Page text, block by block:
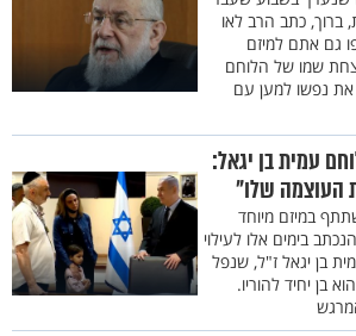
ברוך, כתב הרב לאו
גם אתם למיזם
שמו של הלוחם
את נפשו למען עם
עמית בן יגאל:
העוצמה שלו"
במיזם מיוחד
בימים אלו לעילוי
בן יגאל ז"ל, שנפל
בן יחיד להוריו.